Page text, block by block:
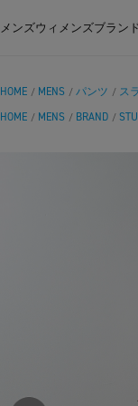
メンズウィメンズブランド
HOME / MENS / パンツ / ス
HOME / MENS / BRAND /